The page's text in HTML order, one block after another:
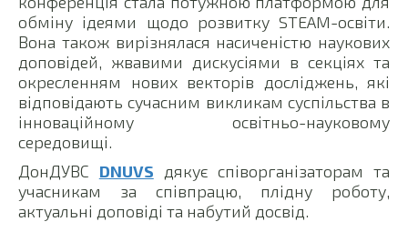
обміну ідеями щодо розвитку STEAM-освіти.
Вона також вирізнялася насиченістю наукових
доповідей, жвавими дискусіями в секціях та
окресленням нових векторів досліджень, які
відповідають сучасним викликам суспільства в
інноваційному освітньо-науковому
середовищі.
ДонДУВС DNUVS дякує співорганізаторам та
учасникам за співпрацю, плідну роботу,
актуальні доповіді та набутий досвід.